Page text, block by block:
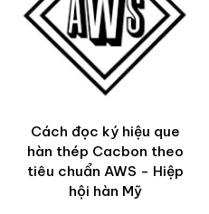
Cách đọc ký hiệu que
hàn thép Cacbon theo
tiêu chuẩn AWS - Hiệp
hội hàn Mỹ